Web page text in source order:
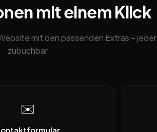
mit einem Klick
mit den passenden Extras –
zubuchbar
✉️